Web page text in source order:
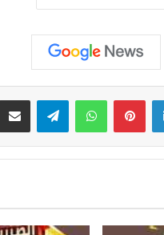
لينكدإن بينتيريستواتساب تيلقرام